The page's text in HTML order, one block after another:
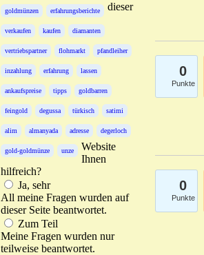
goldmünzen erfahrungsberichte
verkaufen kaufen diamanten
vertriebspartner flohmarkt pfandleiher
inzahlung erfahrung lassen
ankaufspreise tipps goldbarren
feingold degussa türkisch satimi
alim almanyada adresse degerloch
gold-goldmünze unze
dieser
Website
Ihnen
hilfreich?
Ja, sehr
All meine Fragen wurden auf
dieser Seite beantwortet.
Zum Teil
Meine Fragen wurden nur
teilweise beantwortet.
0
Punkte
0
Punkte